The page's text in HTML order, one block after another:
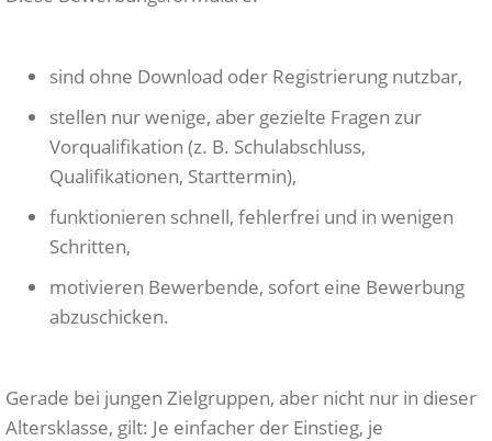
sind ohne Download oder Registrierung nutzbar,
stellen nur wenige, aber gezielte Fragen zur
Vorqualifikation (z. B. Schulabschluss,
Qualifikationen, Starttermin),
funktionieren schnell, fehlerfrei und in wenigen
Schritten,
motivieren Bewerbende, sofort eine Bewerbung
abzuschicken.
Gerade bei jungen Zielgruppen, aber nicht nur in dieser
Altersklasse, gilt: Je einfacher der Einstieg, je